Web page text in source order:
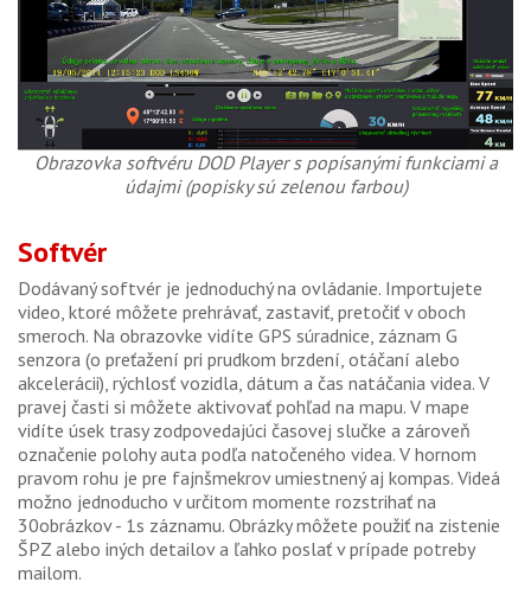
Obrazovka softvéru DOD Player s popísanými funkciami a
údajmi (popisky sú zelenou farbou)
Softvér
Dodávaný softvér je jednoduchý na ovládanie. Importujete
video, ktoré môžete prehrávať, zastaviť, pretočiť v oboch
smeroch. Na obrazovke vidíte GPS súradnice, záznam G
senzora (o preťažení pri prudkom brzdení, otáčaní alebo
akcelerácii), rýchlosť vozidla, dátum a čas natáčania videa. V
pravej časti si môžete aktivovať pohľad na mapu. V mape
vidíte úsek trasy zodpovedajúci časovej slučke a zároveň
označenie polohy auta podľa natočeného videa. V hornom
pravom rohu je pre fajnšmekrov umiestnený aj kompas. Videá
možno jednoducho v určitom momente rozstrihať na
30obrázkov - 1s záznamu. Obrázky môžete použiť na zistenie
ŠPZ alebo iných detailov a ľahko poslať v prípade potreby
mailom.